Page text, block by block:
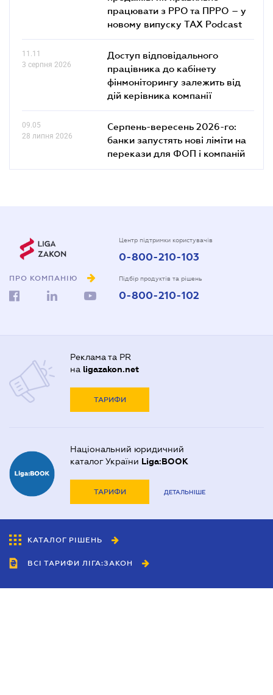
працювати з РРО та ПРРО – у
новому випуску TAX Podcast
11.11
3 серпня 2026
Доступ відповідального
працівника до кабінету
фінмоніторингу залежить від
дій керівника компанії
09.05
28 липня 2026
Серпень-вересень 2026-го:
банки запустять нові ліміти на
перекази для ФОП і компаній
ПРО КОМПАНІЮ
Центр підтримки користувачів
0-800-210-103
Підбір продуктів та рішень
0-800-210-102
Реклама та PR
на ligazakon.net
ТАРИФИ
Національний юридичний
каталог України Liga:BOOK
ТАРИФИ ДЕТАЛЬНІШЕ
КАТАЛОГ РІШЕНЬ
ВСІ ТАРИФИ ЛІГА:ЗАКОН